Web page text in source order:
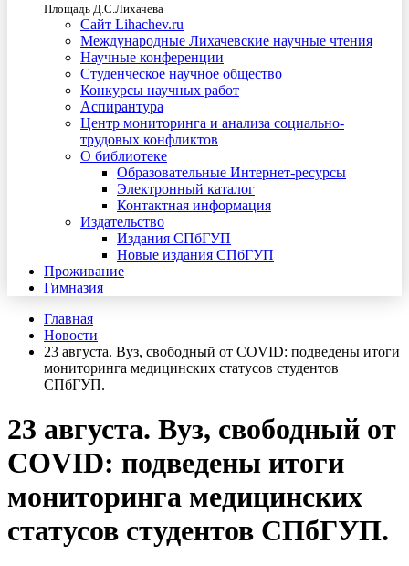
Площадь Д.С.Лихачева
Сайт Lihachev.ru
Международные Лихачевские научные чтения
Научные конференции
Студенческое научное общество
Конкурсы научных работ
Аспирантура
Центр мониторинга и анализа социально-
трудовых конфликтов
О библиотеке
Образовательные Интернет-ресурсы
Электронный каталог
Контактная информация
Издательство
Издания СПбГУП
Новые издания СПбГУП
Проживание
Гимназия
Главная
Новости
23 августа. Вуз, свободный от COVID: подведены итоги
мониторинга медицинских статусов студентов
СПбГУП.
23 августа. Вуз, свободный от
COVID: подведены итоги
мониторинга медицинских
статусов студентов СПбГУП.